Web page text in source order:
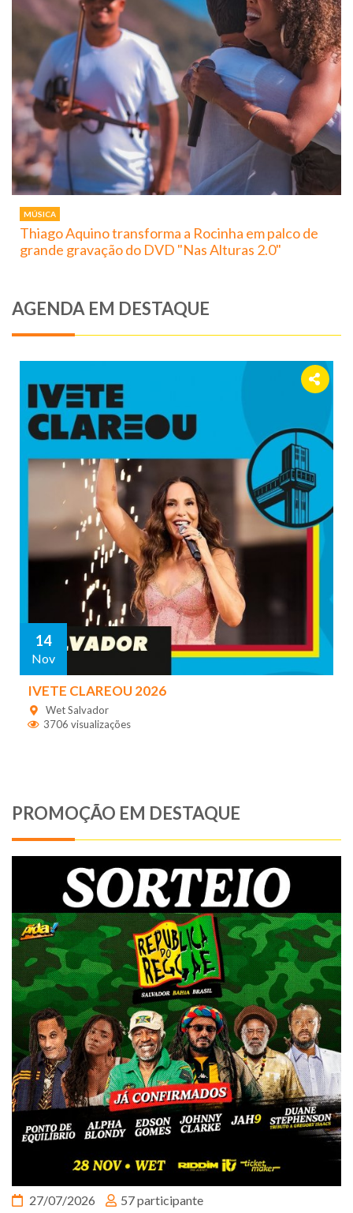
MÚSICA
Thiago Aquino transforma a Rocinha em palco de
grande gravação do DVD "Nas Alturas 2.0"
AGENDA EM DESTAQUE
14
Nov
IVETE CLAREOU 2026
Wet Salvador
3706 visualizações
PROMOÇÃO EM DESTAQUE
27/07/2026 57 participante